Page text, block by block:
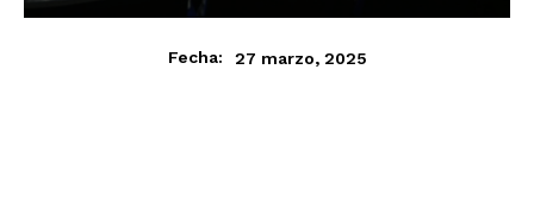
Fecha: 27 marzo, 2025